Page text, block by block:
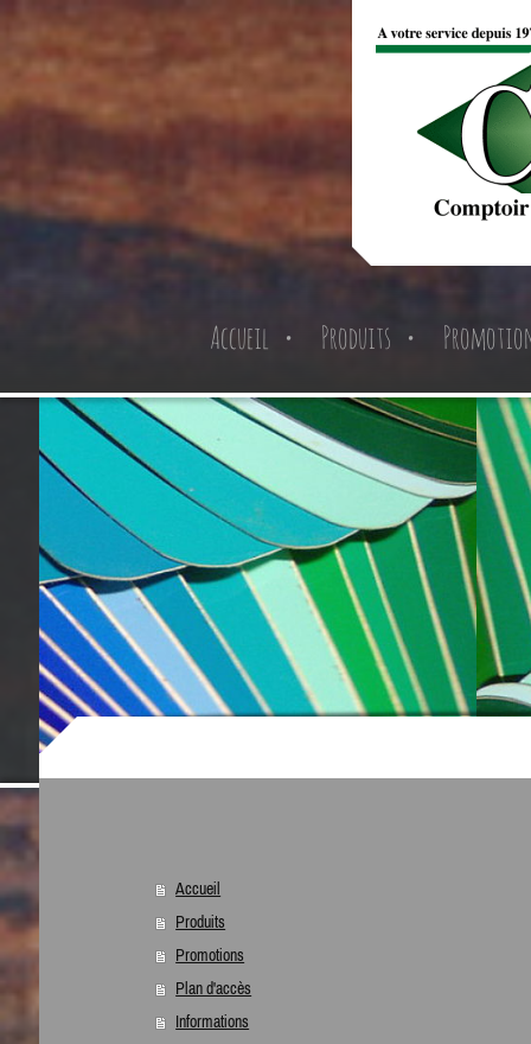
Accueil Produits
Accueil
Produits
Promotions
Plan d'accès
Informations